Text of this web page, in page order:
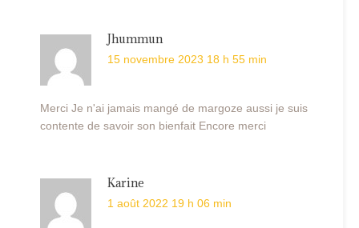
Jhummun
15 novembre 2023 18 h 55 min
Merci Je n'ai jamais mangé de margoze aussi je suis
contente de savoir son bienfait Encore merci
Karine
1 août 2022 19 h 06 min